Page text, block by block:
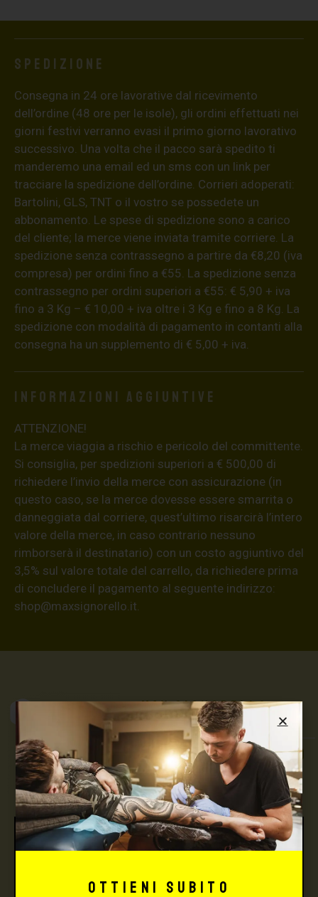
Spedizione
Consegna in 24 ore lavorative dal ricevimento
dell’ordine (48 ore per le isole), gli ordini effettuati nei
giorni festivi verranno evasi il primo giorno lavorativo
successivo. Una volta che il pacco sarà spedito ti
manderemo una email ed un sms con un link per
tracciare la spedizione dell’ordine. Corrieri adoperati:
Bartolini, GLS, TNT o il vostro se possedete un
abbonamento. Le spese di spedizione sono a carico
del cliente; la merce viene inviata tramite corriere. La
spedizione senza contrassegno a partire da €8,20 (iva
compresa) per ordini fino a €55. La spedizione senza
contrassegno per ordini superiori a €55: € 5,90 + iva
fino a 3 Kg – € 10,00 + iva oltre i 3 Kg e fino a 8 Kg. La
spedizione con modalità di pagamento in contanti alla
consegna ha un supplemento di € 5,00 + iva.
Informazioni aggiuntive
ATTENZIONE!
La merce viaggia a rischio e pericolo del committente.
Si consiglia, per spedizioni superiori a € 500,00 di
richiedere l’invio della merce con assicurazione (in
questo caso, se la merce dovesse essere smarrita o
danneggiata dal corriere, quest’ultimo risarcirà l’intero
valore della merce, in caso contrario nessuno
rimborserà il destinatario) con un costo aggiuntivo del
3,5% sul valore totale del carrello, da richiedere prima
di concludere il pagamento al seguente indirizzo:
shop@maxsignorello.it
Max Signorello
Tattoo Supply
TUTTO PER IL TUO
TATTOO STUDIO
Ottieni subito